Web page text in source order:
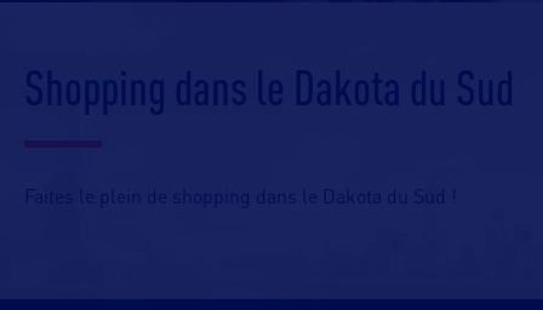
Shopping dans le Dakota du Sud
Faites le plein de shopping dans le Dakota du Sud !